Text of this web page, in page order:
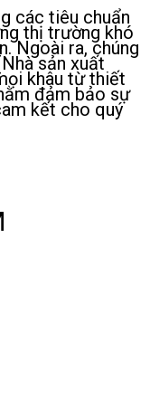
các tiêu chuẩn
thị trường khó
Ngoài ra, chúng
sản xuất
khâu từ thiết
đảm bảo sự
kết cho quý